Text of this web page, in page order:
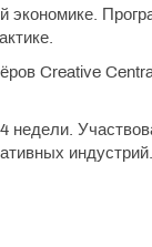
Creative
индустрий.